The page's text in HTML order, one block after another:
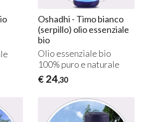
Oshadhi - Timo bianco
(serpillo) olio essenziale
bio
Olio essenziale bio
100% puro e naturale
€ 24,30